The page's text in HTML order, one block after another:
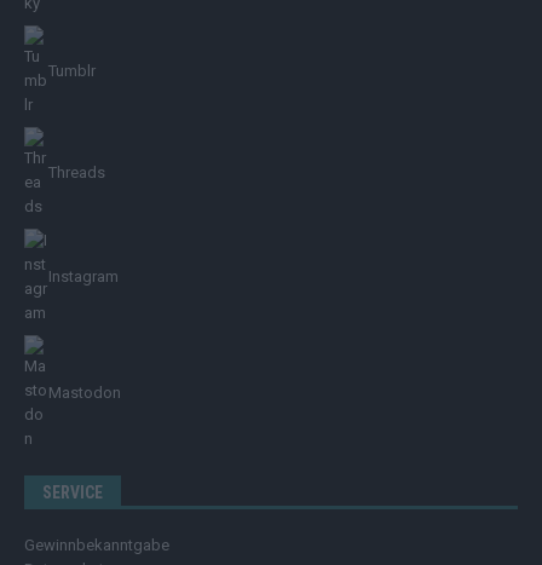
Tumblr
Threads
Instagram
Mastodon
SERVICE
Gewinnbekanntgabe